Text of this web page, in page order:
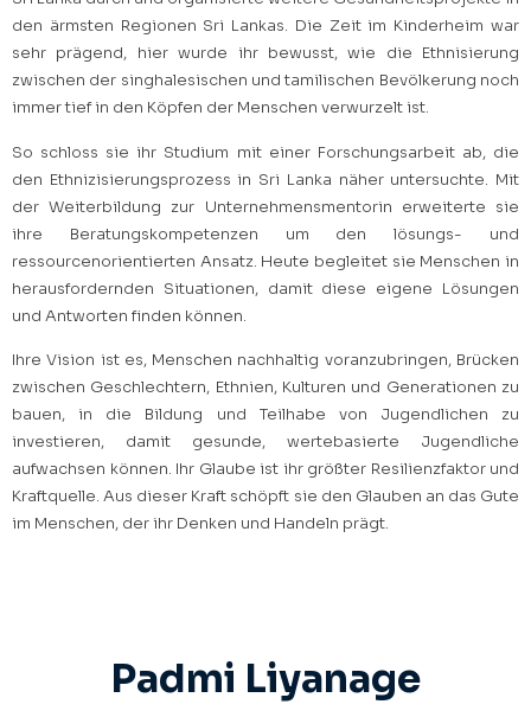
den ärmsten Regionen Sri Lankas. Die Zeit im Kinderheim war
sehr prägend, hier wurde ihr bewusst, wie die Ethnisierung
zwischen der singhalesischen und tamilischen Bevölkerung noch
immer tief in den Köpfen der Menschen verwurzelt ist.
So schloss sie ihr Studium mit einer Forschungsarbeit ab, die
den Ethnizisierungsprozess in Sri Lanka näher untersuchte. Mit
der Weiterbildung zur Unternehmensmentorin erweiterte sie
ihre Beratungskompetenzen um den lösungs- und
ressourcenorientierten Ansatz. Heute begleitet sie Menschen in
herausfordernden Situationen, damit diese eigene Lösungen
und Antworten finden können.
Ihre Vision ist es, Menschen nachhaltig voranzubringen, Brücken
zwischen Geschlechtern, Ethnien, Kulturen und Generationen zu
bauen, in die Bildung und Teilhabe von Jugendlichen zu
investieren, damit gesunde, wertebasierte Jugendliche
aufwachsen können. Ihr Glaube ist ihr größter Resilienzfaktor und
Kraftquelle. Aus dieser Kraft schöpft sie den Glauben an das Gute
im Menschen, der ihr Denken und Handeln prägt.
Padmi Liyanage